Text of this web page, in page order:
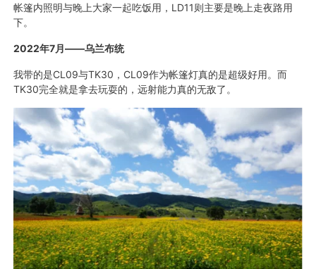
帐篷内照明与晚上大家一起吃饭用，LD11则主要是晚上走夜路用
下。
2022年7月——乌兰布统
我带的是CL09与TK30，CL09作为帐篷灯真的是超级好用。而
TK30完全就是拿去玩耍的，远射能力真的无敌了。